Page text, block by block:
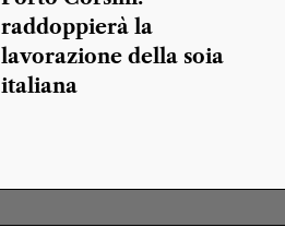
raddoppierà la
lavorazione della soia
italiana